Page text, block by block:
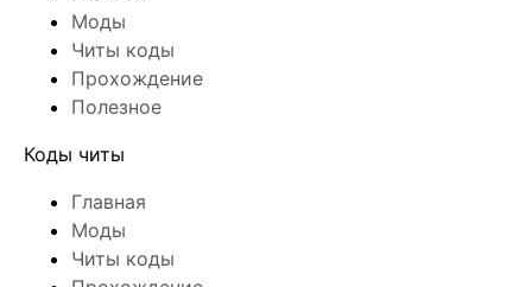
Моды
Читы коды
Прохождение
Полезное
Коды читы
Главная
Моды
Читы коды